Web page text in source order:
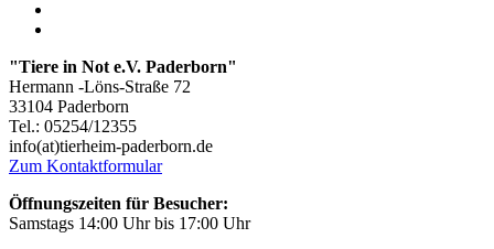
"Tiere in Not e.V. Paderborn"
Hermann -Löns-Straße 72
33104 Paderborn
Tel.: 05254/12355
info(at)tierheim-paderborn.de
Zum Kontaktformular
Öffnungszeiten für Besucher:
Samstags 14:00 Uhr bis 17:00 Uhr